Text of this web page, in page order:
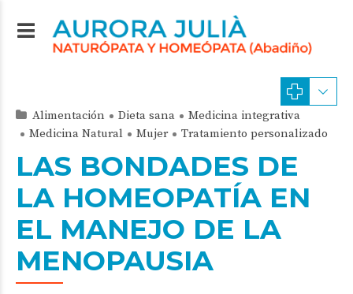
Alimentación Dieta sana
Medicina integrativa
Medicina Natural
Mujer Tratamiento personalizado
LAS BONDADES DE
LA HOMEOPATÍA EN
EL MANEJO DE LA
MENOPAUSIA